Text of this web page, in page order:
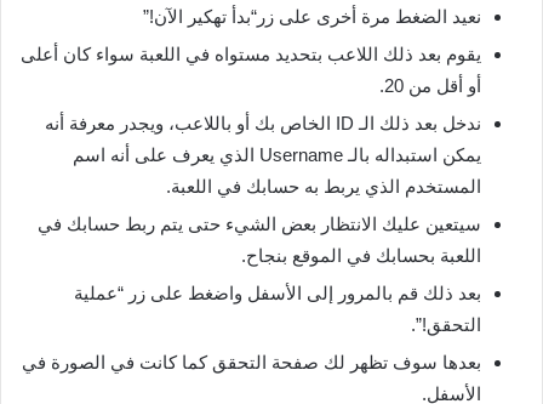
نعيد الضغط مرة أخرى على زر“بدأ تهكير الآن!”
يقوم بعد ذلك اللاعب بتحديد مستواه في اللعبة سواء كان أعلى
أو أقل من 20.
ندخل بعد ذلك الـ ID الخاص بك أو باللاعب، ويجدر معرفة أنه
يمكن استبداله بالـ Username الذي يعرف على أنه اسم
المستخدم الذي يربط به حسابك في اللعبة.
سيتعين عليك الانتظار بعض الشيء حتى يتم ربط حسابك في
اللعبة بحسابك في الموقع بنجاح.
بعد ذلك قم بالمرور إلى الأسفل واضغط على زر “عملية
التحقق!”.
بعدها سوف تظهر لك صفحة التحقق كما كانت في الصورة في
الأسفل.